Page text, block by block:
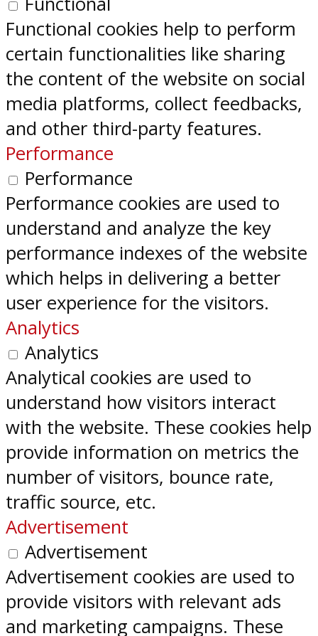
Functional cookies help to perform
certain functionalities like sharing
the content of the website on social
media platforms, collect feedbacks,
and other third-party features.
Performance
Performance
Performance cookies are used to
understand and analyze the key
performance indexes of the website
which helps in delivering a better
user experience for the visitors.
Analytics
Analytics
Analytical cookies are used to
understand how visitors interact
with the website. These cookies help
provide information on metrics the
number of visitors, bounce rate,
traffic source, etc.
Advertisement
Advertisement
Advertisement cookies are used to
provide visitors with relevant ads
and marketing campaigns. These